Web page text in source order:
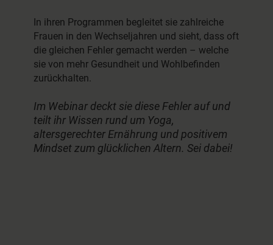
In ihren Programmen begleitet sie zahlreiche
Frauen in den Wechseljahren und sieht, dass oft
die gleichen Fehler gemacht werden – welche
sie von mehr Gesundheit und Wohlbefinden
zurückhalten.
Im Webinar deckt sie diese Fehler auf und
teilt ihr Wissen rund um Yoga,
altersgerechter Ernährung und positivem
Mindset zum glücklichen Altern. Sei dabei!